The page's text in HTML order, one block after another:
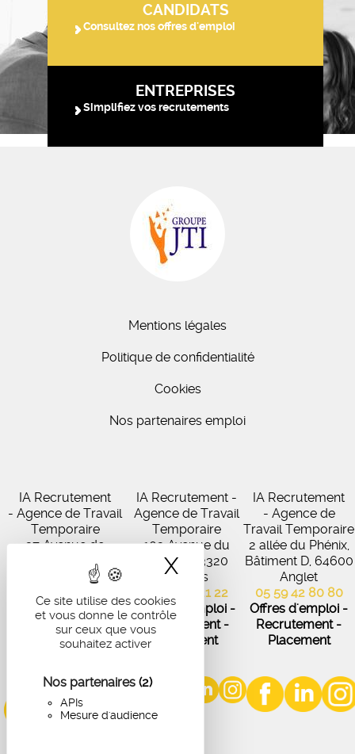
Ce site utilise des cookies
et vous donne le contrôle
sur ceux que vous
souhaitez activer
Nos partenaires (2)
APIs
Mesure d'audience
X Masquer le
CANDIDATS
Consultez nos offres d'emploi
ENTREPRISES
Simplifiez vos recrutements
Mentions légales
Politique de confidentialité
Cookies
Nos partenaires emploi
IA Recrutement
- Agence de Travail
Temporaire
27 Avenue de
Virecourt, 33370
Artigues-près-
Bordeaux
05 56 67 48 57
Offres d'emploi -
Recrutement -
IA Recrutement -
Agence de Travail
Temporaire
102 Avenue du
Médoc, 33320
Eysines
05 56 45 21 22
Offres d'emploi -
Recrutement -
Placement
IA Recrutement
- Agence de
Travail Temporaire
2 allée du Phénix,
Bâtiment D, 64600
Anglet
05 59 42 80 80
Offres d'emploi -
Recrutement -
Placement